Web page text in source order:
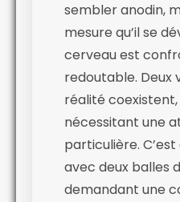
sembler anodin,
mesure qu’il se
cerveau est
redoutable. Deux
réalité
nécessitant une
particulière.
avec deux balles
demandant une